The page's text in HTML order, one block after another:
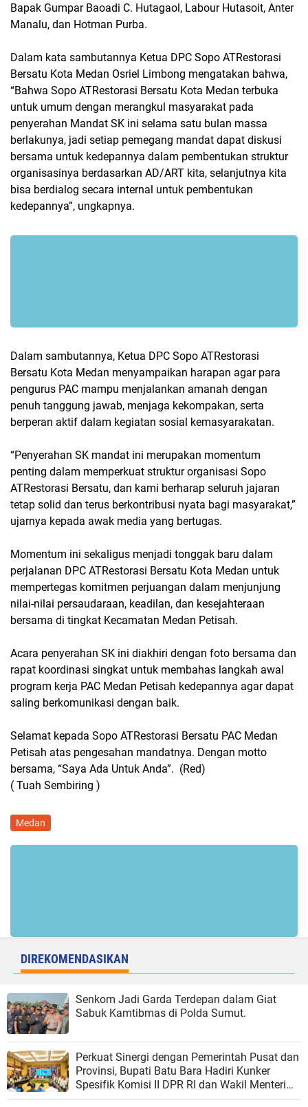
Bapak Gumpar Baoadi C. Hutagaol, Labour Hutasoit, Anter
Manalu, dan Hotman Purba.
Dalam kata sambutannya Ketua DPC Sopo ATRestorasi
Bersatu Kota Medan Osriel Limbong mengatakan bahwa,
“Bahwa Sopo ATRestorasi Bersatu Kota Medan terbuka
untuk umum dengan merangkul masyarakat pada
penyerahan Mandat SK ini selama satu bulan massa
berlakunya, jadi setiap pemegang mandat dapat diskusi
bersama untuk kedepannya dalam pembentukan struktur
organisasinya berdasarkan AD/ART kita, selanjutnya kita
bisa berdialog secara internal untuk pembentukan
kedepannya”, ungkapnya.
Dalam sambutannya, Ketua DPC Sopo ATRestorasi
Bersatu Kota Medan menyampaikan harapan agar para
pengurus PAC mampu menjalankan amanah dengan
penuh tanggung jawab, menjaga kekompakan, serta
berperan aktif dalam kegiatan sosial kemasyarakatan.
“Penyerahan SK mandat ini merupakan momentum
penting dalam memperkuat struktur organisasi Sopo
ATRestorasi Bersatu, dan kami berharap seluruh jajaran
tetap solid dan terus berkontribusi nyata bagi masyarakat,”
ujarnya kepada awak media yang bertugas.
Momentum ini sekaligus menjadi tonggak baru dalam
perjalanan DPC ATRestorasi Bersatu Kota Medan untuk
mempertegas komitmen perjuangan dalam menjunjung
nilai-nilai persaudaraan, keadilan, dan kesejahteraan
bersama di tingkat Kecamatan Medan Petisah.
Acara penyerahan SK ini diakhiri dengan foto bersama dan
rapat koordinasi singkat untuk membahas langkah awal
program kerja PAC Medan Petisah kedepannya agar dapat
saling berkomunikasi dengan baik.
Selamat kepada Sopo ATRestorasi Bersatu PAC Medan
Petisah atas pengesahan mandatnya. Dengan motto
bersama, “Saya Ada Untuk Anda”. (Red)
( Tuah Sembiring )
Medan
DIREKOMENDASIKAN
Senkom Jadi Garda Terdepan dalam Giat
Sabuk Kamtibmas di Polda Sumut.
Perkuat Sinergi dengan Pemerintah Pusat dan
Provinsi, Bupati Batu Bara Hadiri Kunker
Spesifik Komisi II DPR RI dan Wakil Menteri
Dalam Negeri.